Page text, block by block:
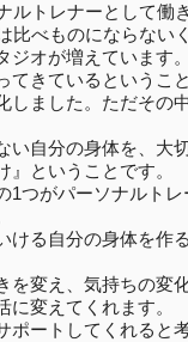
ルトレナーとして働
比べものにならない
ジオが増えています
てきているということ
しました。ただその
い自分の身体を、大
』ということです。
1つがパーソナルトレ
ける自分の身体を作
を変え、気持ちの変
に変えてくれます。
ポートしてくれると